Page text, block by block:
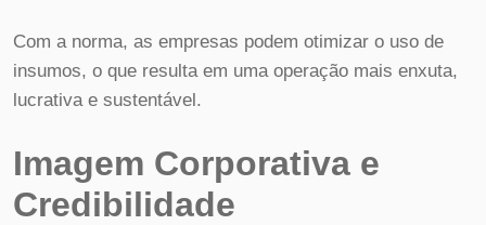
Com a norma, as empresas podem otimizar o uso de
insumos, o que resulta em uma operação mais enxuta,
lucrativa e sustentável.
Imagem Corporativa e
Credibilidade